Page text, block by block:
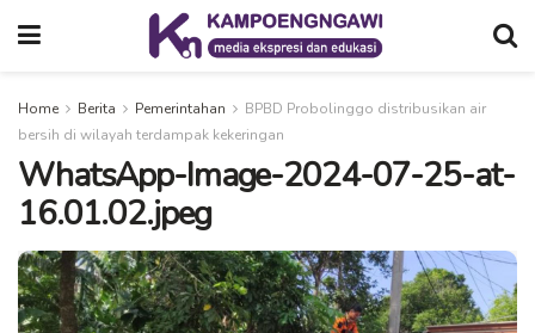
Home Berita Pemerintahan
BPBD Probolinggo distribusikan air
bersih di wilayah terdampak kekeringan
WhatsApp-Image-2024-07-25-at-
16.01.02.jpeg